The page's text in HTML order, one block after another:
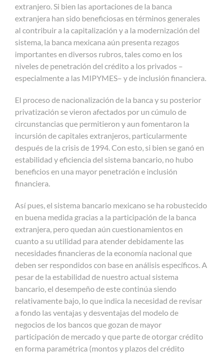
extranjero. Si bien las aportaciones de la banca
extranjera han sido beneficiosas en términos generales
al contribuir a la capitalización y a la modernización del
sistema, la banca mexicana aún presenta rezagos
importantes en diversos rubros, tales como en los
niveles de penetración del crédito a los privados –
especialmente a las MIPYMES– y de inclusión financiera.
El proceso de nacionalización de la banca y su posterior
privatización se vieron afectados por un cúmulo de
circunstancias que permitieron y aun fomentaron la
incursión de capitales extranjeros, particularmente
después de la crisis de 1994. Con esto, si bien se ganó en
estabilidad y eficiencia del sistema bancario, no hubo
beneficios en una mayor penetración e inclusión
financiera.
Así pues, el sistema bancario mexicano se ha robustecido
en buena medida gracias a la participación de la banca
extranjera, pero quedan aún cuestionamientos en
cuanto a su utilidad para atender debidamente las
necesidades financieras de la economía nacional que
deben ser respondidos con base en análisis específicos. A
pesar de la estabilidad de nuestro actual sistema
bancario, el desempeño de este continúa siendo
relativamente bajo, lo que indica la necesidad de revisar
a fondo las ventajas y desventajas del modelo de
negocios de los bancos que gozan de mayor
participación de mercado y que parte de otorgar crédito
en forma paramétrica (montos y plazos del crédito